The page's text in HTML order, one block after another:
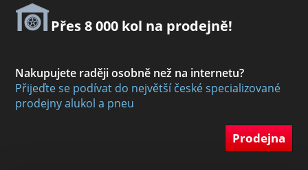
Přes 8 000 kol na prodejně!
Nakupujete raději osobně než na internetu?
Přijeďte se podívat do největší české specializované
prodejny alukol a pneu
Prodejna